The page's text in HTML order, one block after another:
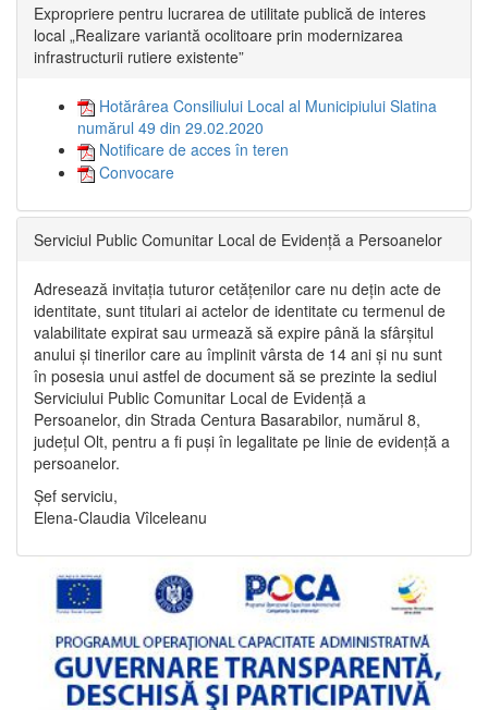
Expropriere pentru lucrarea de utilitate publică de interes
local „Realizare variantă ocolitoare prin modernizarea
infrastructurii rutiere existente”
Hotărârea Consiliului Local al Municipiului Slatina
numărul 49 din 29.02.2020
Notificare de acces în teren
Convocare
Serviciul Public Comunitar Local de Evidență a Persoanelor
Adresează invitația tuturor cetățenilor care nu dețin acte de
identitate, sunt titulari ai actelor de identitate cu termenul de
valabilitate expirat sau urmează să expire până la sfârșitul
anului și tinerilor care au împlinit vârsta de 14 ani și nu sunt
în posesia unui astfel de document să se prezinte la sediul
Serviciului Public Comunitar Local de Evidență a
Persoanelor, din Strada Centura Basarabilor, numărul 8,
județul Olt, pentru a fi puși în legalitate pe linie de evidență a
persoanelor.
Șef serviciu,
Elena-Claudia Vîlceleanu